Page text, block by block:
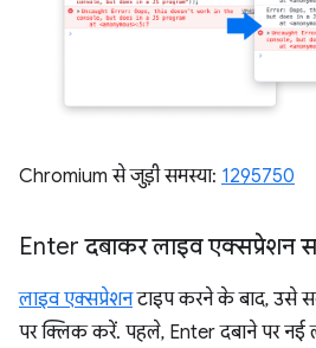
Chromium से जुड़ी समस्या: 1295750
Enter दबाकर लाइव एक्सप्रेशन
लाइव एक्सप्रेशनटाइप करने के बाद, उसे
पर क्लिक करें. पहले, Enter दबाने पर नई